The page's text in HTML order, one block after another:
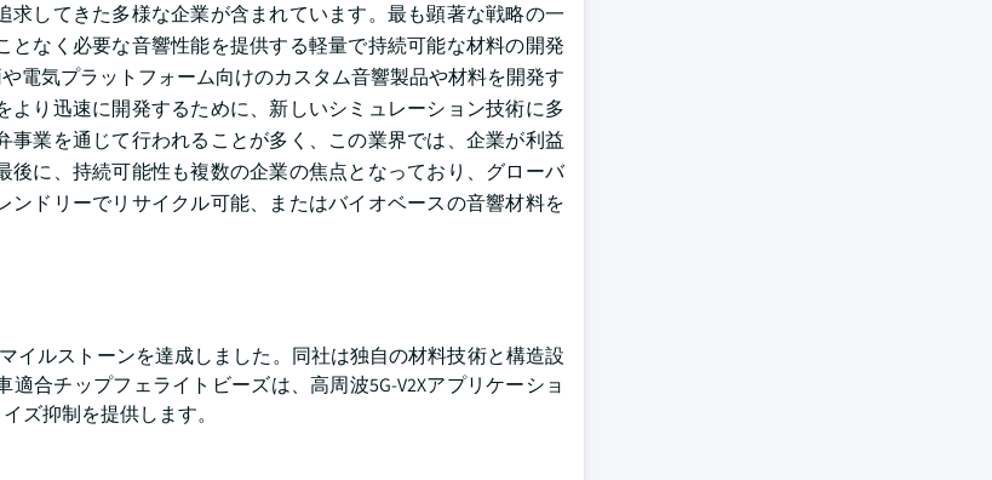
してきた多様な企業が含まれています。最も顕著な戦略の一
なく必要な音響性能を提供する軽量で持続可能な材料の開発
電気プラットフォーム向けのカスタム音響製品や材料を開発す
り迅速に開発するために、新しいシミュレーション技術に多
業を通じて行われることが多く、この業界では、企業が利益
に、持続可能性も複数の企業の焦点となっており、グローバ
ドリーでリサイクル可能、またはバイオベースの音響材料を
イルストーンを達成しました。同社は独自の材料技術と構造設
合チップフェライトビーズは、高周波5G-V2Xアプリケーショ
ズ抑制を提供します。